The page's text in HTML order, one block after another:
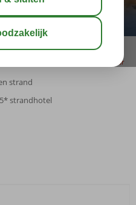
bewaar
strand
strandhotel